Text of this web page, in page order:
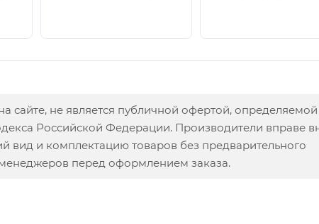
не является публичной офертой, определяемой
Российской Федерации. Производители вправе
вид и комплектацию товаров без предварительного
перед оформлением заказа.